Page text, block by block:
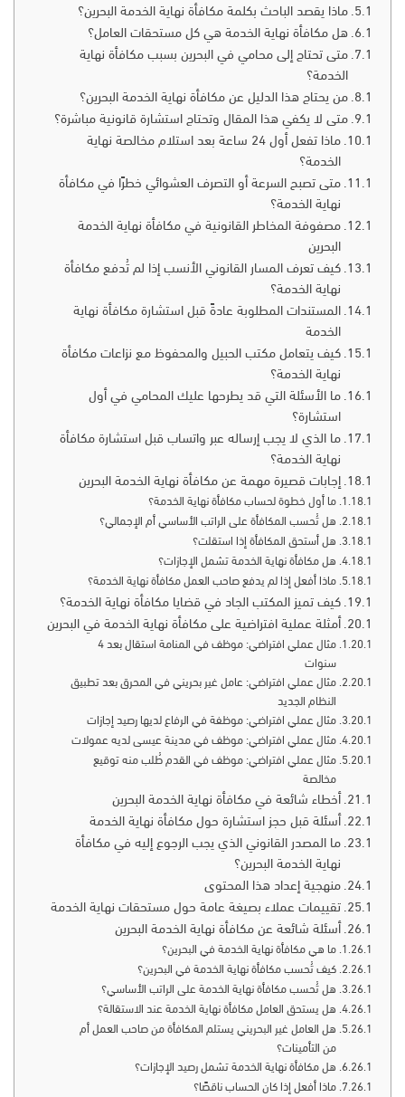
ماذا يقصد الباحث بكلمة مكافأة نهاية الخدمة البحرين؟
هل مكافأة نهاية الخدمة هي كل مستحقات العامل؟
متى تحتاج إلى محامي في البحرين بسبب مكافأة نهاية
الخدمة؟
من يحتاج هذا الدليل عن مكافأة نهاية الخدمة البحرين؟
متى لا يكفي هذا المقال وتحتاج استشارة قانونية مباشرة؟
ماذا تفعل أول 24 ساعة بعد استلام مخالصة نهاية
الخدمة؟
متى تصبح السرعة أو التصرف العشوائي خطرًا في مكافأة
نهاية الخدمة؟
مصفوفة المخاطر القانونية في مكافأة نهاية الخدمة
البحرين
كيف تعرف المسار القانوني الأنسب إذا لم تُدفع مكافأة
نهاية الخدمة؟
المستندات المطلوبة عادةً قبل استشارة مكافأة نهاية
الخدمة
كيف يتعامل مكتب الحبيل والمحفوظ مع نزاعات مكافأة
نهاية الخدمة؟
ما الأسئلة التي قد يطرحها عليك المحامي في أول
استشارة؟
ما الذي لا يجب إرساله عبر واتساب قبل استشارة مكافأة
نهاية الخدمة؟
إجابات قصيرة مهمة عن مكافأة نهاية الخدمة البحرين
ما أول خطوة لحساب مكافأة نهاية الخدمة؟
هل تُحسب المكافأة على الراتب الأساسي أم الإجمالي؟
هل أستحق المكافأة إذا استقلت؟
هل مكافأة نهاية الخدمة تشمل الإجازات؟
ماذا أفعل إذا لم يدفع صاحب العمل مكافأة نهاية الخدمة؟
كيف تميز المكتب الجاد في قضايا مكافأة نهاية الخدمة؟
أمثلة عملية افتراضية على مكافأة نهاية الخدمة في البحرين
مثال عملي افتراضي: موظف في المنامة استقال بعد 4
سنوات
مثال عملي افتراضي: عامل غير بحريني في المحرق بعد تطبيق
النظام الجديد
مثال عملي افتراضي: موظفة في الرفاع لديها رصيد إجازات
مثال عملي افتراضي: موظف في مدينة عيسى لديه عمولات
مثال عملي افتراضي: موظف في القدم طُلب منه توقيع
مخالصة
أخطاء شائعة في مكافأة نهاية الخدمة البحرين
أسئلة قبل حجز استشارة حول مكافأة نهاية الخدمة
ما المصدر القانوني الذي يجب الرجوع إليه في مكافأة
نهاية الخدمة البحرين؟
منهجية إعداد هذا المحتوى
تقييمات عملاء بصيغة عامة حول مستحقات نهاية الخدمة
أسئلة شائعة عن مكافأة نهاية الخدمة البحرين
ما هي مكافأة نهاية الخدمة في البحرين؟
كيف تُحسب مكافأة نهاية الخدمة في البحرين؟
هل تُحسب مكافأة نهاية الخدمة على الراتب الأساسي؟
هل يستحق العامل مكافأة نهاية الخدمة عند الاستقالة؟
هل العامل غير البحريني يستلم المكافأة من صاحب العمل أم
من التأمينات؟
هل مكافأة نهاية الخدمة تشمل رصيد الإجازات؟
ماذا أفعل إذا كان الحساب ناقصًا؟